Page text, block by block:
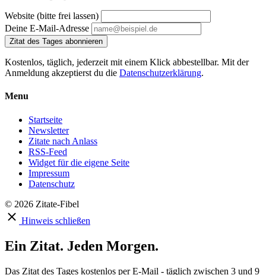
Website (bitte frei lassen)
Deine E-Mail-Adresse
Zitat des Tages abonnieren
Kostenlos, täglich, jederzeit mit einem Klick abbestellbar. Mit der
Anmeldung akzeptierst du die Datenschutzerklärung.
Menu
Startseite
Newsletter
Zitate nach Anlass
RSS-Feed
Widget für die eigene Seite
Impressum
Datenschutz
© 2026 Zitate-Fibel
Hinweis schließen
Ein Zitat. Jeden Morgen.
Das Zitat des Tages kostenlos per E-Mail - täglich zwischen 3 und 9